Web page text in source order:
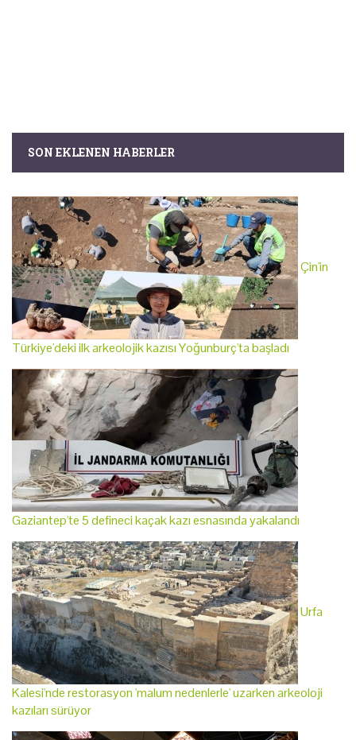
SON EKLENEN HABERLER
Çin'in
Türkiye'deki ilk arkeolojik kazısı Yoğunburç'ta başladı
Gaziantep'te 5 defineci kaçak kazı esnasında yakalandı
Urfa
Kalesi'nde restorasyon 'malum nedenlerle' uzarken arkeoloji
kazıları sürüyor